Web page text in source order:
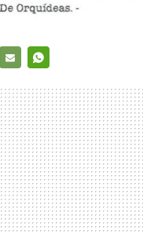
MAIL